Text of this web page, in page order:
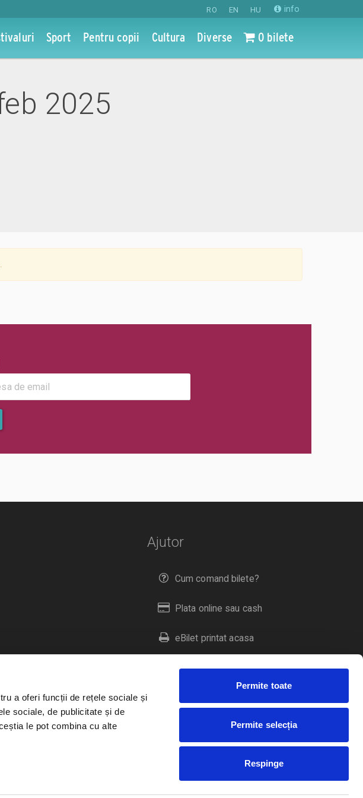
a oferi funcții de rețele sociale și
sociale, de publicitate și de
le pot combina cu alte
Permite toate
Permite selecția
Respinge
RO EN HU info
Sport Pentru copii Cultura Diverse 0 bilete
2025
Ajutor
Cum comand bilete?
Plata online sau cash
eBilet printat acasa
Livrare prin curier
Duplicare bilete